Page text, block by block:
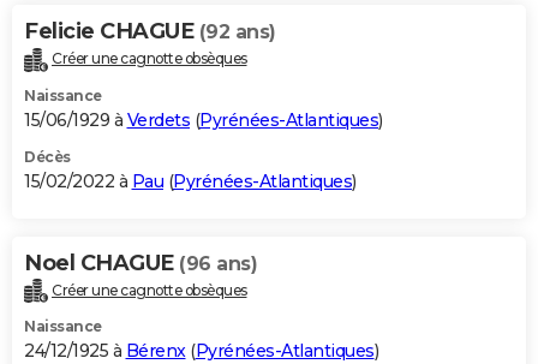
Felicie CHAGUE (92 ans)
Créer une cagnotte obsèques
Naissance
15/06/1929 à Verdets (Pyrénées-Atlantiques)
Décès
15/02/2022 à Pau (Pyrénées-Atlantiques)
Noel CHAGUE (96 ans)
Créer une cagnotte obsèques
Naissance
24/12/1925 à Bérenx(Pyrénées-Atlantiques)